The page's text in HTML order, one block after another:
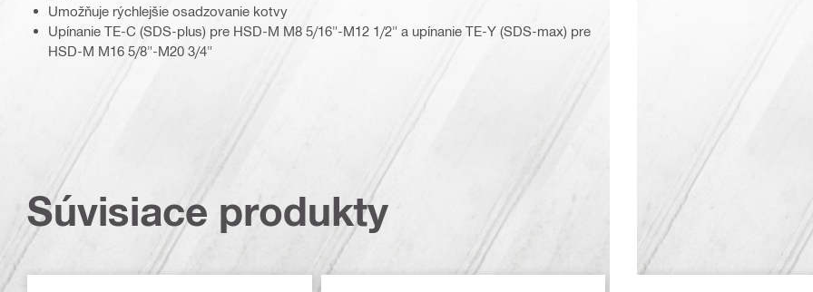
Umožňuje rýchlejšie osadzovanie kotvy
Upínanie TE-C (SDS-plus) pre HSD-M M8 5/16"-M12 1/2" a upínanie TE-Y (SDS-max) pre
HSD-M M16 5/8"-M20 3/4"
Súvisiace produkty